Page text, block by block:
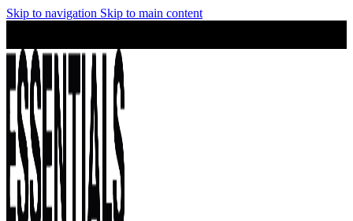
Skip to navigation Skip to main content